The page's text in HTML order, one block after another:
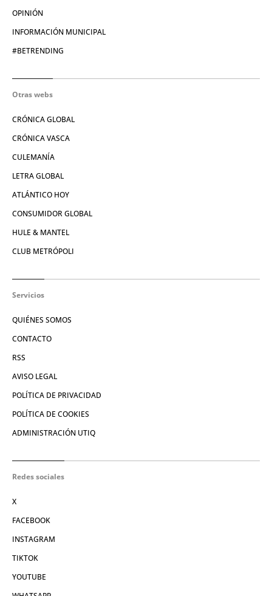
OPINIÓN
INFORMACIÓN MUNICIPAL
#BETRENDING
Otras webs
CRÓNICA GLOBAL
CRÓNICA VASCA
CULEMANÍA
LETRA GLOBAL
ATLÁNTICO HOY
CONSUMIDOR GLOBAL
HULE & MANTEL
CLUB METRÓPOLI
Servicios
QUIÉNES SOMOS
CONTACTO
RSS
AVISO LEGAL
POLÍTICA DE PRIVACIDAD
POLÍTICA DE COOKIES
ADMINISTRACIÓN UTIQ
Redes sociales
X
FACEBOOK
INSTAGRAM
TIKTOK
YOUTUBE